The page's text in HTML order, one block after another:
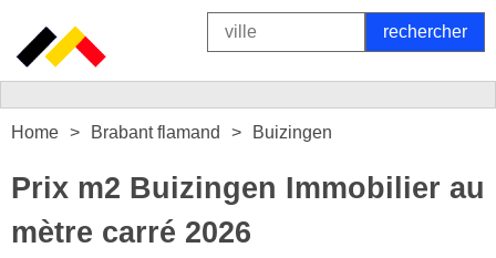
Home Brabant flamand Buizingen
Prix m2 Buizingen Immobilier au
mètre carré 2026